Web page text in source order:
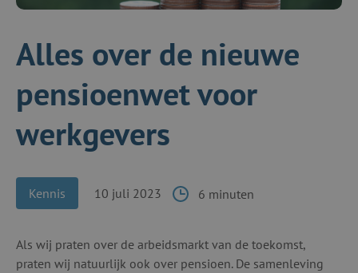
Alles over de nieuwe
pensioenwet voor
werkgevers
Kennis 10 juli 2023 6 minuten
Als wij praten over de arbeidsmarkt van de toekomst,
praten wij natuurlijk ook over pensioen. De samenleving